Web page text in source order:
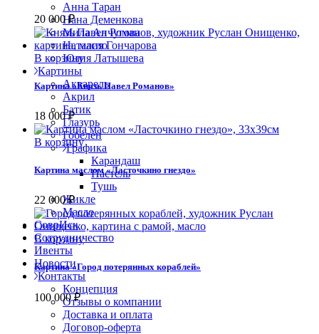
Анна Таран
Нана Деменкова
Мила Анчугова
Наталия Гончарова
Юлия Латышева
Картины
Акварель
Акрил
Батик
Глазурь
Гобелен
Графика
Карандаш
Пастель
Тушь
Жикле
Масло
СоврИск
Сотрудничество
Ивенты
Новости
Контакты
Концепция
Отзывы о компании
Доставка и оплата
Договор-оферта
20 000₽
В корзину
Картина «Князь Павел Романов»
18 000₽
В корзину
Картина маслом «Ласточкино гнездо»
22 000₽
В корзину
Картина «Город потерянных кораблей»
100 000₽